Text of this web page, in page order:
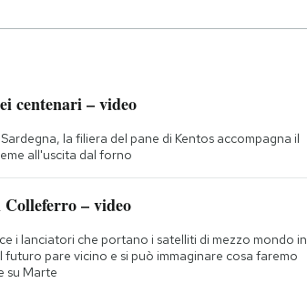
centenari – video
la filiera del pane di Kentos accompagna il
all'uscita dal forno
– video
i lanciatori che portano i satelliti di mezzo mondo in
futuro pare vicino e si può immaginare cosa faremo
su Marte